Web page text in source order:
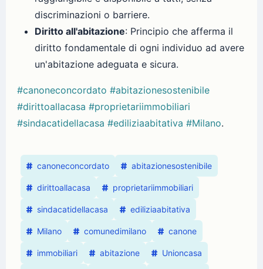
discriminazioni o barriere.
Diritto all'abitazione: Principio che afferma il
diritto fondamentale di ogni individuo ad avere
un'abitazione adeguata e sicura.
#canoneconcordato #abitazionesostenibile
#dirittoallacasa #proprietariimmobiliari
#sindacatidellacasa #ediliziaabitativa #Milano.
canoneconcordato abitazionesostenibile
dirittoallacasa proprietariimmobiliari
sindacatidellacasa ediliziaabitativa
Milano comunedimilano canone
immobiliari abitazione Unioncasa